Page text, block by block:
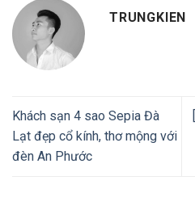
TRUNGKIEN
Khách sạn 4 sao Sepia Đà
Lạt đẹp cổ kính, thơ mộng với
đèn An Phước